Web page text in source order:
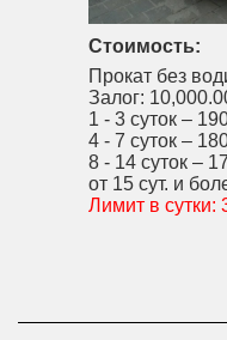
Стоимость:
Прокат без
Залог:
1 - 3 суток –
4 - 7 суток –
8 - 14 суток –
от 15 сут. и
Лимит в сутки: